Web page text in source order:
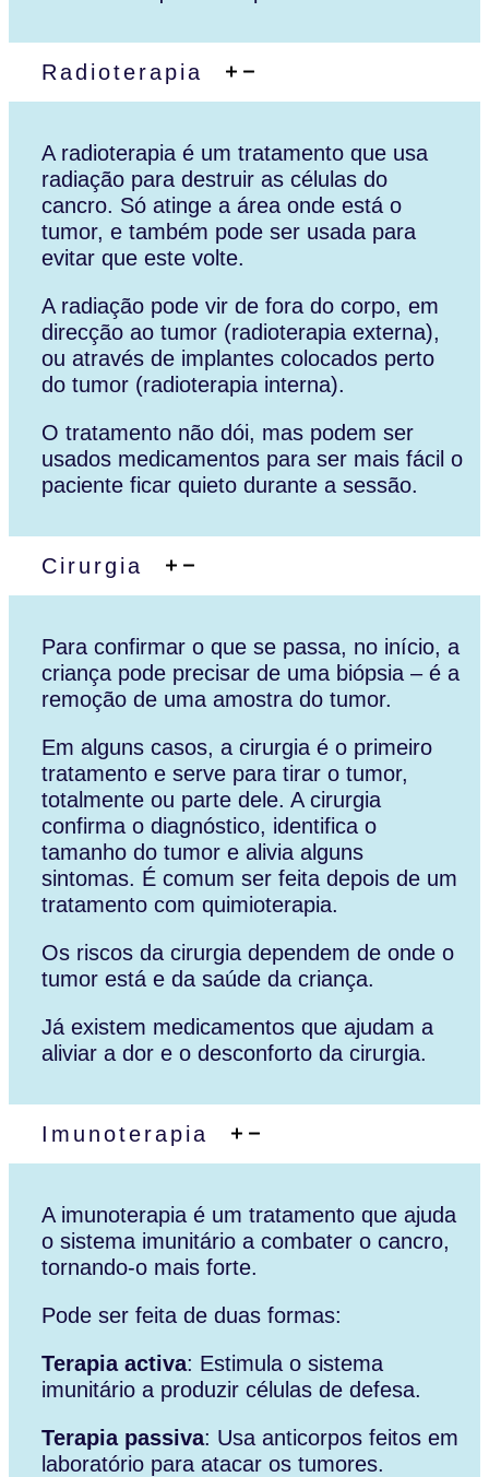
Radioterapia
A radioterapia é um tratamento que usa
radiação para destruir as células do
cancro. Só atinge a área onde está o
tumor, e também pode ser usada para
evitar que este volte.
A radiação pode vir de fora do corpo, em
direcção ao tumor (radioterapia externa),
ou através de implantes colocados perto
do tumor (radioterapia interna).
O tratamento não dói, mas podem ser
usados medicamentos para ser mais fácil o
paciente ficar quieto durante a sessão.
Cirurgia
Para confirmar o que se passa, no início, a
criança pode precisar de uma biópsia – é a
remoção de uma amostra do tumor.
Em alguns casos, a cirurgia é o primeiro
tratamento e serve para tirar o tumor,
totalmente ou parte dele. A cirurgia
confirma o diagnóstico, identifica o
tamanho do tumor e alivia alguns
sintomas. É comum ser feita depois de um
tratamento com quimioterapia.
Os riscos da cirurgia dependem de onde o
tumor está e da saúde da criança.
Já existem medicamentos que ajudam a
aliviar a dor e o desconforto da cirurgia.
Imunoterapia
A imunoterapia é um tratamento que ajuda
o sistema imunitário a combater o cancro,
tornando-o mais forte.
Pode ser feita de duas formas:
Terapia activa: Estimula o sistema
imunitário a produzir células de defesa.
Terapia passiva: Usa anticorpos feitos em
laboratório para atacar os tumores.